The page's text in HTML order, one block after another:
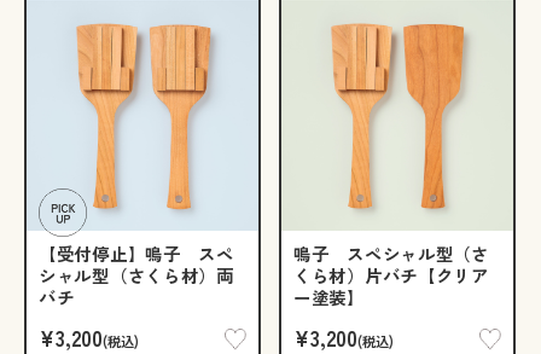
【受付停止】鳴子 スペ
シャル型（さくら材）両
バチ
¥3,200(税込)
鳴子 スペシャル型（さ
くら材）片バチ【クリア
ー塗装】
¥3,200(税込)